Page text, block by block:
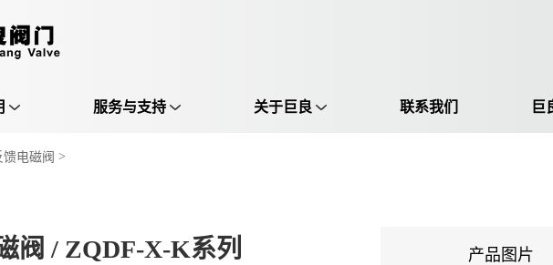
服务与支持 关于巨良 联系我们 巨
馈电磁阀 >
阀 / ZQDF-X-K系列 产品图片